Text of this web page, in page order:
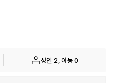
성인 2, 아동 0